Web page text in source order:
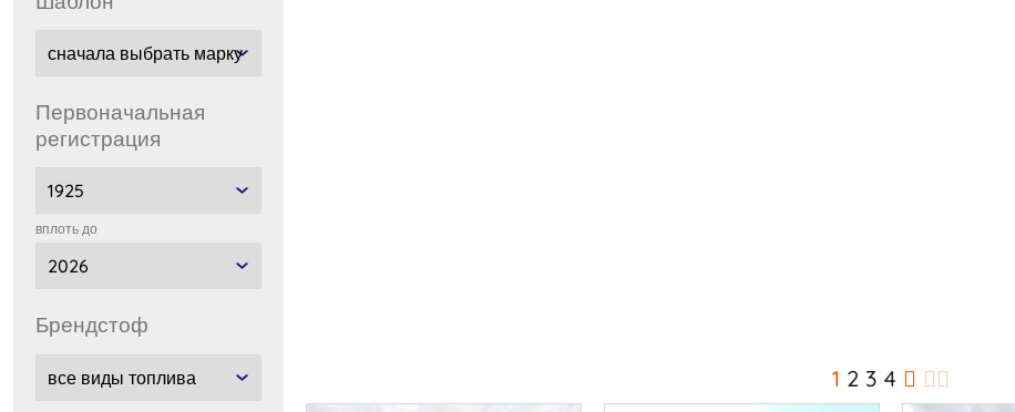
Первоначальная
регистрация
вплоть до
брендстоф
1 2 3 4